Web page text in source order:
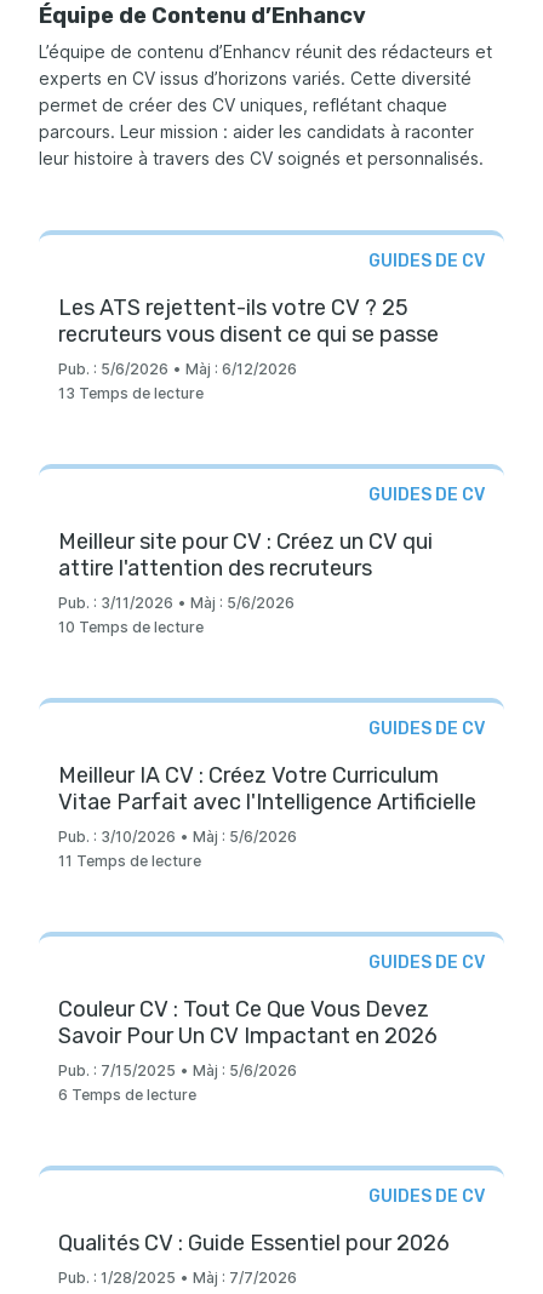
Équipe de Contenu d’Enhancv
L’équipe de contenu d’Enhancv réunit des rédacteurs et
experts en CV issus d’horizons variés. Cette diversité
permet de créer des CV uniques, reflétant chaque
parcours. Leur mission : aider les candidats à raconter
leur histoire à travers des CV soignés et personnalisés.
GUIDES DE CV
Les ATS rejettent-ils votre CV ? 25
recruteurs vous disent ce qui se passe
Pub. : 5/6/2026 • Màj : 6/12/2026
13 Temps de lecture
GUIDES DE CV
Meilleur site pour CV : Créez un CV qui
attire l'attention des recruteurs
Pub. : 3/11/2026 • Màj : 5/6/2026
10 Temps de lecture
GUIDES DE CV
Meilleur IA CV : Créez Votre Curriculum
Vitae Parfait avec l'Intelligence Artificielle
Pub. : 3/10/2026 • Màj : 5/6/2026
11 Temps de lecture
GUIDES DE CV
Couleur CV : Tout Ce Que Vous Devez
Savoir Pour Un CV Impactant en 2026
Pub. : 7/15/2025 • Màj : 5/6/2026
6 Temps de lecture
GUIDES DE CV
Qualités CV : Guide Essentiel pour 2026
Pub. : 1/28/2025 • Màj : 7/7/2026